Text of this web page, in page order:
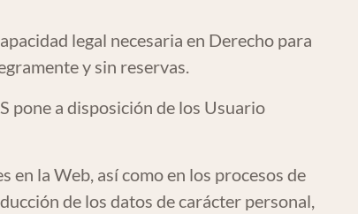
legal necesaria en Derecho para
y sin reservas.
pone a disposición de los Usuario
la Web, así como en los procesos de
de los datos de carácter personal,